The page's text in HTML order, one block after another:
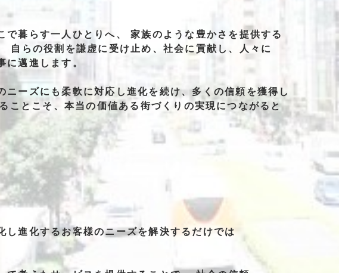
で暮らす一人ひとりへ、 家族の ような 豊かさを提供する
自らの役割を謙虚に 受け止め、 社会に 貢献し、
人々に
に邁進 します。
ニーズにも柔軟に対応し 進化を続け、多くの信頼を獲得し
ことこそ、 本当の価値ある 街づくりの実現につながると
し進化する お客様のニーズを解決する だけでは